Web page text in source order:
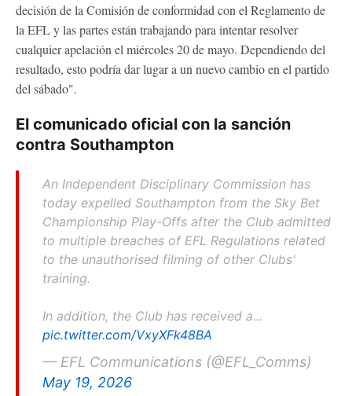
decisión de la Comisión de conformidad con el Reglamento de
la EFL y las partes están trabajando para intentar resolver
cualquier apelación el miércoles 20 de mayo. Dependiendo del
resultado, esto podría dar lugar a un nuevo cambio en el partido
del sábado".
El comunicado oficial con la sanción
contra Southampton
An Independent Disciplinary Commission has
today expelled Southampton from the Sky Bet
Championship Play-Offs after the Club admitted
to multiple breaches of EFL Regulations related
to the unauthorised filming of other Clubs'
training.
In addition, the Club has received a...
pic.twitter.com/VxyXFk48BA
— EFL Communications (@EFL_Comms)
May 19, 2026